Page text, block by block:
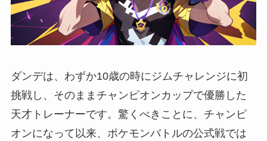
ダンデは、わずか10歳の時にジムチャレンジに初
挑戦し、そのままチャンピオンカップで優勝した
天才トレーナーです。驚くべきことに、チャンピ
オンになって以来、ポケモンバトルの公式戦では